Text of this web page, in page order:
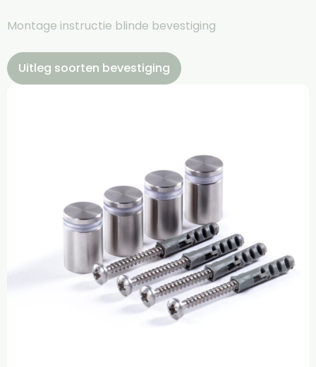
Montage instructie blinde bevestiging
Uitleg soorten bevestiging